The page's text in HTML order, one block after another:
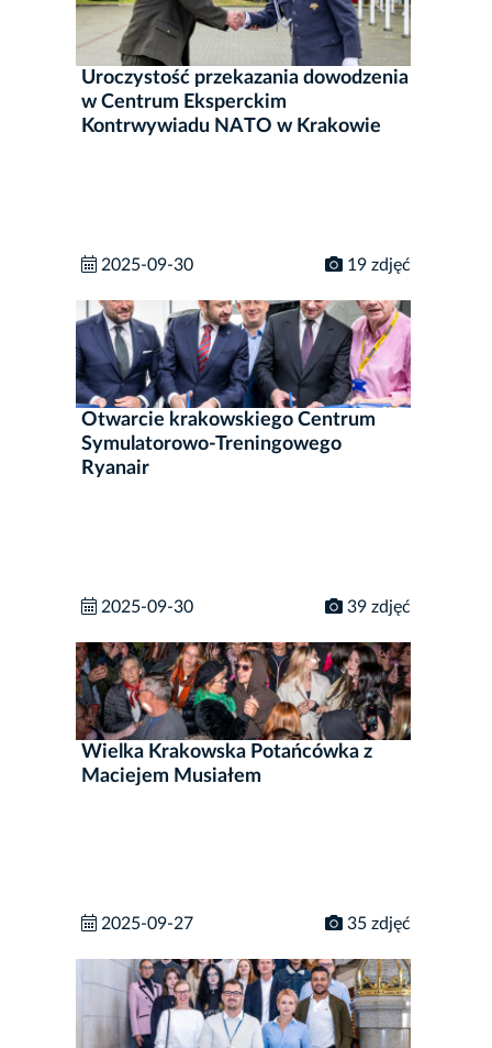
Uroczystość przekazania dowodzenia
w Centrum Eksperckim
Kontrwywiadu NATO w Krakowie
2025-09-30 19 zdjęć
Otwarcie krakowskiego Centrum
Symulatorowo-Treningowego
Ryanair
2025-09-30 39 zdjęć
Wielka Krakowska Potańcówka z
Maciejem Musiałem
2025-09-27 35 zdjęć